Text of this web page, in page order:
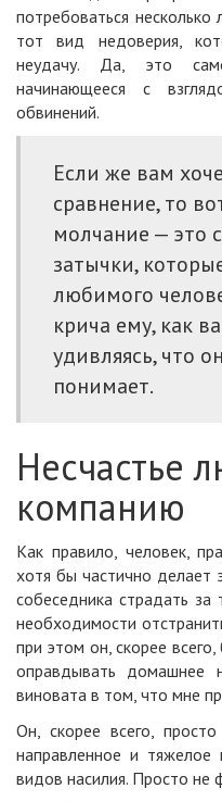
потребоваться
тот вид недоверия,
неудачу. Да, это
начинающееся с
обвинений.
Если же вам
сравнение, то
молчание — это
затычки,
любимого
крича ему, как
удивляясь, что
понимает.
Несчастье
компанию
Как правило, человек,
хотя бы частично делает
собеседника страдать
необходимости
при этом он, скорее
оправдывать
виновата в том, что мне
Он, скорее всего,
направленное и
видов насилия. Просто не